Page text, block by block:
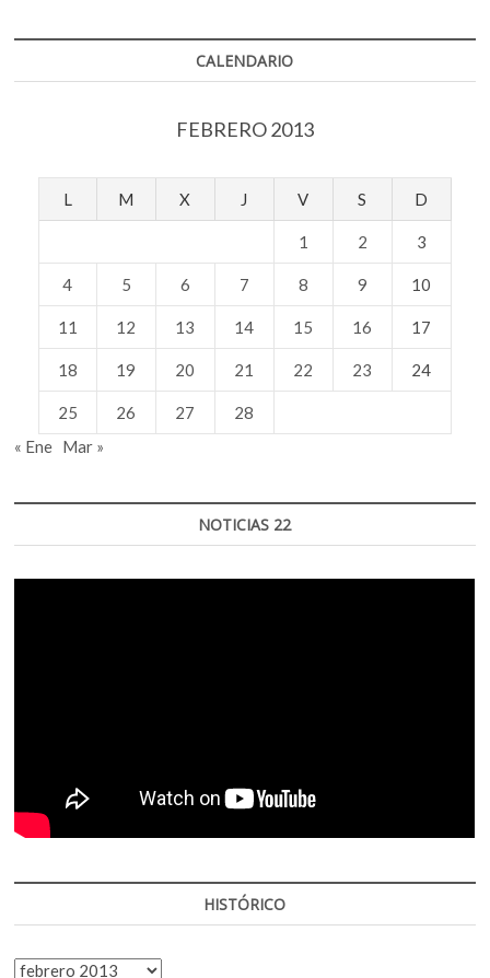
México
CALENDARIO
FEBRERO 2013
L M X J V S D
1 2 3
4 5 6 7 8 9 10
11 12 13 14 15 16 17
18 19 20 21 22 23 24
25 26 27
28
« Ene Mar »
NOTICIAS 22
HISTÓRICO
HISTÓRICO